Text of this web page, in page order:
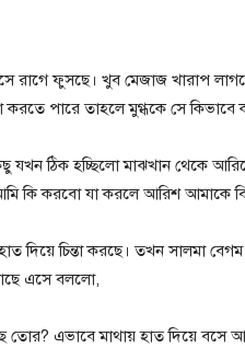
রাগে ফুসছে। খুব মেজাজ খারাপ
করতে পারে তাহলে মুগ্ধকে সে কিভাবে
ঠিক হচ্ছিলো মাঝখান থেকে
কি করবো যা করলে আরিশ আমাকে
দিয়ে চিন্তা করছে। তখন সালমা
এসে বললো,
তোর? এভাবে মাথায় হাত দিয়ে বসে